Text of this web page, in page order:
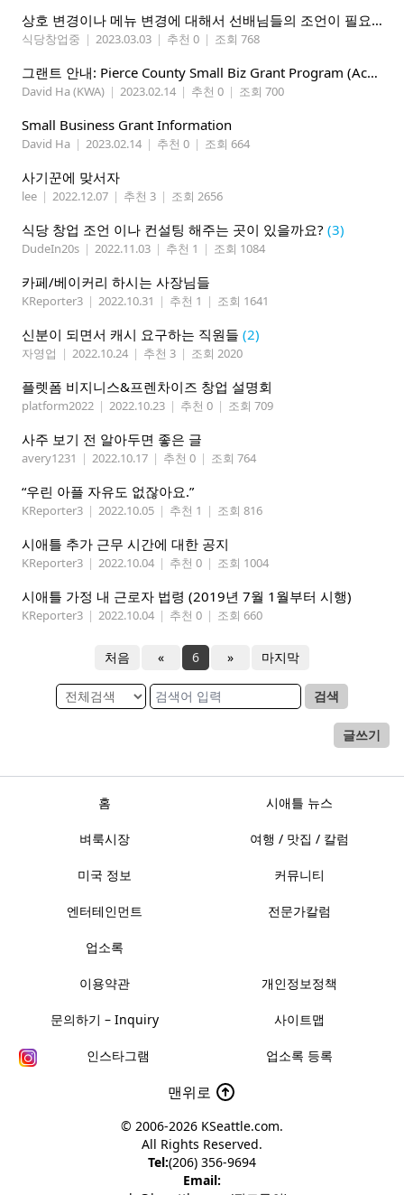
상호 변경이나 메뉴 변경에 대해서 선배님들의 조언이 필요합니다.
식당창업중 | 2023.03.03 | 추천 0 | 조회 768
그랜트 안내: Pierce County Small Biz Grant Program (Accelerator)
David Ha (KWA) | 2023.02.14 | 추천 0 | 조회 700
Small Business Grant Information
David Ha | 2023.02.14 | 추천 0 | 조회 664
사기꾼에 맞서자
lee | 2022.12.07 | 추천 3 | 조회 2656
식당 창업 조언 이나 컨설팅 해주는 곳이 있을까요? (3)
DudeIn20s | 2022.11.03 | 추천 1 | 조회 1084
카페/베이커리 하시는 사장님들
KReporter3 | 2022.10.31 | 추천 1 | 조회 1641
신분이 되면서 캐시 요구하는 직원들 (2)
자영업 | 2022.10.24 | 추천 3 | 조회 2020
플렛폼 비지니스&프렌차이즈 창업 설명회
platform2022 | 2022.10.23 | 추천 0 | 조회 709
사주 보기 전 알아두면 좋은 글
avery1231 | 2022.10.17 | 추천 0 | 조회 764
“우린 아플 자유도 없잖아요.”
KReporter3 | 2022.10.05 | 추천 1 | 조회 816
시애틀 추가 근무 시간에 대한 공지
KReporter3 | 2022.10.04 | 추천 0 | 조회 1004
시애틀 가정 내 근로자 법령 (2019년 7월 1월부터 시행)
KReporter3 | 2022.10.04 | 추천 0 | 조회 660
처음 « 6 » 마지막
검색
글쓰기
홈 시애틀 뉴스
벼룩시장 여행 / 맛집 / 칼럼
미국 정보 커뮤니티
엔터테인먼트 전문가칼럼
업소록
이용약관 개인정보정책
문의하기 – Inquiry 사이트맵
인스타그램 업소록 등록
맨위로
© 2006-2026 KSeattle.com.
All Rights Reserved.
Tel:(206) 356-9694
Email: